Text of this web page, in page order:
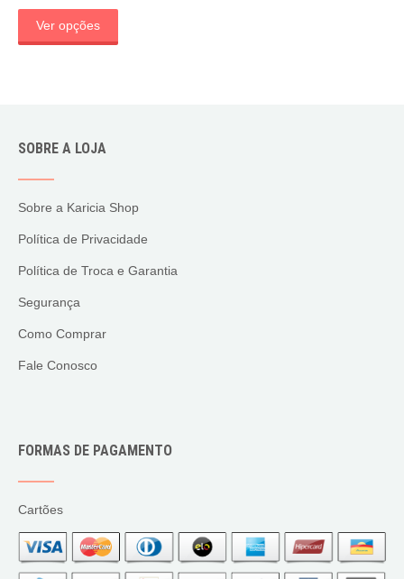
Ver opções
SOBRE A LOJA
Sobre a Karicia Shop
Política de Privacidade
Política de Troca e Garantia
Segurança
Como Comprar
Fale Conosco
FORMAS DE PAGAMENTO
Cartões